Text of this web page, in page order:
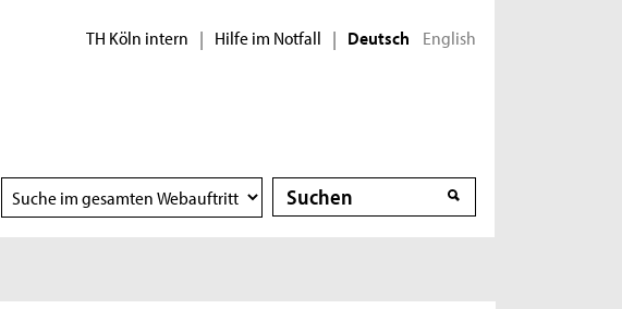
TH Köln intern | Hilfe im Notfall | Deutsch English
Suchbereich
wählen
Suche
Suche